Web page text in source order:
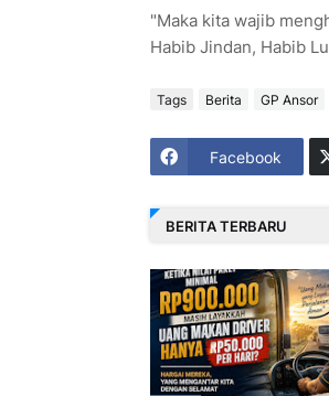
"Maka kita wajib
Habib Jindan, Habib
Tags Berita GP Ansor
Facebook
BERITA TERBARU